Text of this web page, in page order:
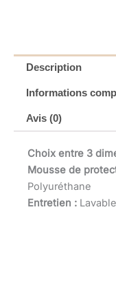
Description
Informations
Avis (0)
Choix entre 3
Mousse de
Polyuréthane
Entretien :